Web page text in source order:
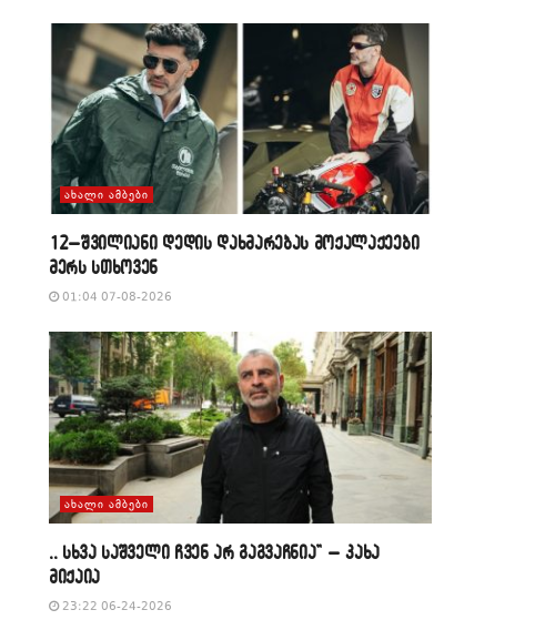
ᲐᲮᲐᲚᲘ ᲐᲛᲑᲔᲑᲘ
12–შვილიანი დედის დახმარებას მოქალაქეები
მერს სთხოვენ
01:04 07-08-2026
ᲐᲮᲐᲚᲘ ᲐᲛᲑᲔᲑᲘ
,, სხვა საშველი ჩვენ არ გაგვაჩნია” – კახა
მიქაია
23:22 06-24-2026